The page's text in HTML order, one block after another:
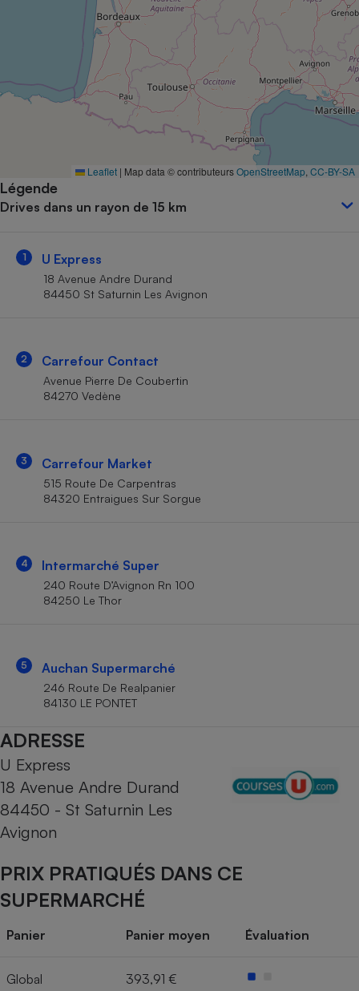
Leaflet | Map data © contributeursOpenStreetMap CC-BY-SA
Légende
Drives dans un rayon de 15 km
1 U Express
18 Avenue Andre Durand
84450 St Saturnin Les Avignon
2 Carrefour Contact
Avenue Pierre De Coubertin
84270 Vedène
3 Carrefour Market
515 Route De Carpentras
84320 Entraigues Sur Sorgue
4 Intermarché Super
240 Route D’Avignon Rn 100
84250 Le Thor
5 Auchan Supermarché
246 Route De Realpanier
84130 LE PONTET
ADRESSE
U Express
18 Avenue Andre Durand
84450 - St Saturnin Les
Avignon
PRIX PRATIQUÉS DANS CE
SUPERMARCHÉ
Panier Panier moyen Évaluation
Global 393,91 €
Complément
alimentaire
bouteille
Assurance emprunteur
Petit électroménager -
Matelas
Mutuelle